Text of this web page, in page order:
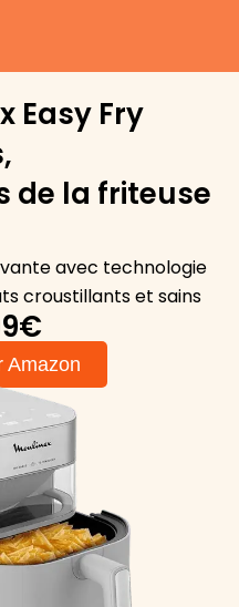
Easy Fry
de la friteuse
avec technologie
croustillants et sains
Amazon